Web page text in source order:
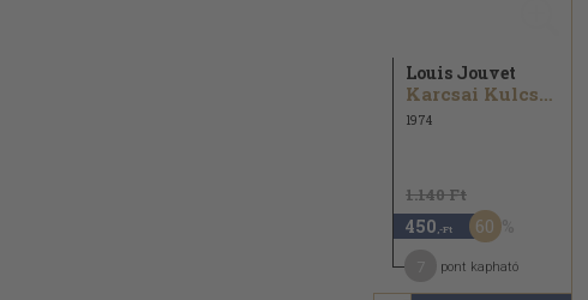
Louis Jouvet
Karcsai Kulcsár István
1974
1.140 Ft
450 ,-Ft 60
pont kapható